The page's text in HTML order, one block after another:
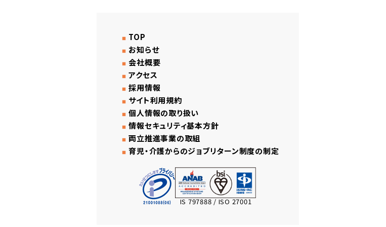
TOP
お知らせ
会社概要
アクセス
採用情報
サイト利用規約
個人情報の取り扱い
情報セキュリティ基本方針
両立推進事業の取組
育児・介護からのジョブリターン制度の制定
IS 797888 / ISO 27001